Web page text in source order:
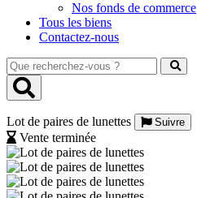
Nos fonds de commerce
Tous les biens
Contactez-nous
Que
recherchez-
vous
Lot de paires de lunettes
Suivre
Vente terminée